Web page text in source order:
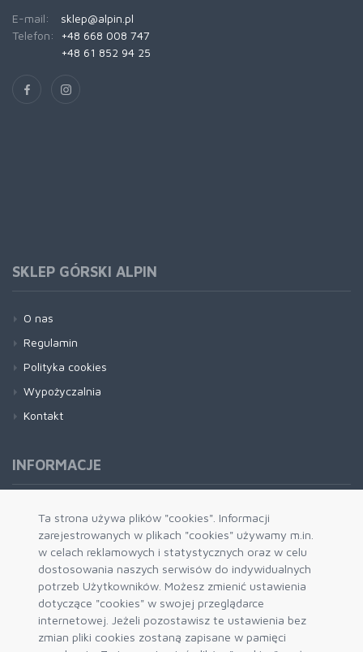
Ta strona używa plików "cookies". Informacji
zarejestrowanych w plikach "cookies" używamy m.in.
w celach reklamowych i statystycznych oraz w celu
dostosowania naszych serwisów do indywidualnych
potrzeb Użytkowników. Możesz zmienić ustawienia
dotyczące "cookies" w swojej przeglądarce
internetowej. Jeżeli pozostawisz te ustawienia bez
zmian pliki cookies zostaną zapisane w pamięci
E-mail:
sklep@alpin.pl
Telefon:
+48 668 008 747
+48 61 852 94 25
SKLEP GÓRSKI ALPIN
O nas
Regulamin
Polityka cookies
Wypożyczalnia
Kontakt
INFORMACJE
Formy płatności
Dostawa i wysyłka
Zwrot i wymiana
System rabatowy
Kody rabatowe
Blog